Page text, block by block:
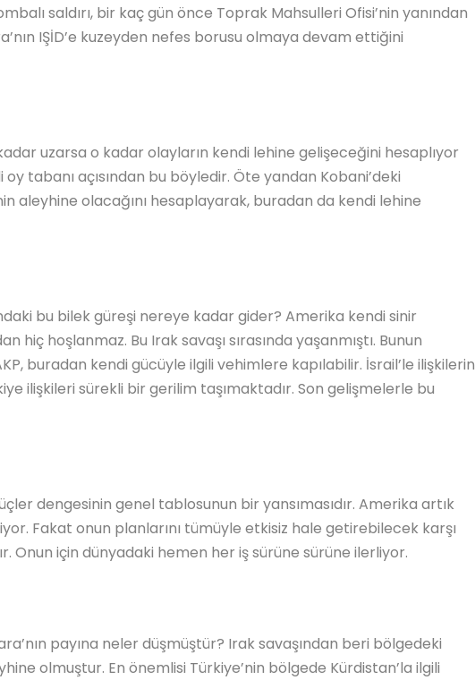
saldırı, bir kaç gün önce Toprak Mahsulleri Ofisi’nin yanından
IŞİD’e kuzeyden nefes borusu olmaya devam ettiğini
uzarsa o kadar olayların kendi lehine gelişeceğini hesaplıyor
tabanı açısından bu böyledir. Öte yandan Kobani’deki
aleyhine olacağını hesaplayarak, buradan da kendi lehine
bu bilek güreşi nereye kadar gider? Amerika kendi sinir
hiç hoşlanmaz. Bu Irak savaşı sırasında yaşanmıştı. Bunun
buradan kendi gücüyle ilgili vehimlere kapılabilir. İsrail’le ilişkilerin
ilişkileri sürekli bir gerilim taşımaktadır. Son gelişmelerle bu
dengesinin genel tablosunun bir yansımasıdır. Amerika artık
Fakat onun planlarını tümüyle etkisiz hale getirebilecek karşı
Onun için dünyadaki hemen her iş sürüne sürüne ilerliyor.
payına neler düşmüştür? Irak savaşından beri bölgedeki
olmuştur. En önemlisi Türkiye’nin bölgede Kürdistan’la ilgili